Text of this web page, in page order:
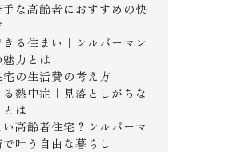
な高齢者におすすめの快
る住まい｜シルバーマン
力とは
の生活費の考え方
熱中症｜見落としがちな
は
高齢者住宅？シルバーマ
叶う自由な暮らし